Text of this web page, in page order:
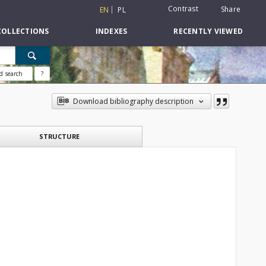
EN PL Contrast Share
INDEXES RECENTLY VIEWED
search ?
Download bibliography description
STRUCTURE